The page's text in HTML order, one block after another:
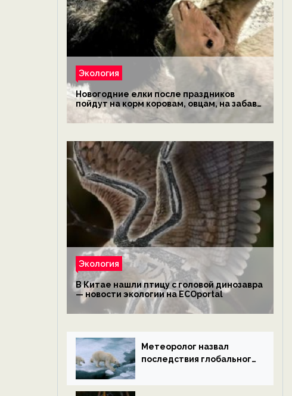
Экология
Новогодние елки после праздников
пойдут на корм коровам, овцам, на забаву
обезьянам, львам и леопардам — новости
экологии на ECOportal
Экология
В Китае нашли птицу с головой динозавра
— новости экологии на ECOportal
Метеоролог назвал
последствия глобального